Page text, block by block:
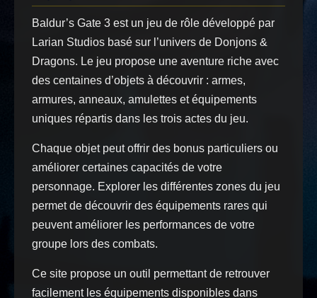
Baldur’s Gate 3 est un jeu de rôle développé par
Larian Studios basé sur l’univers de Donjons &
Dragons. Le jeu propose une aventure riche avec
des centaines d’objets à découvrir : armes,
armures, anneaux, amulettes et équipements
uniques répartis dans les trois actes du jeu.
Chaque objet peut offrir des bonus particuliers ou
améliorer certaines capacités de votre
personnage. Explorer les différentes zones du jeu
permet de découvrir des équipements rares qui
peuvent améliorer les performances de votre
groupe lors des combats.
Ce site propose un outil permettant de retrouver
facilement les équipements disponibles dans